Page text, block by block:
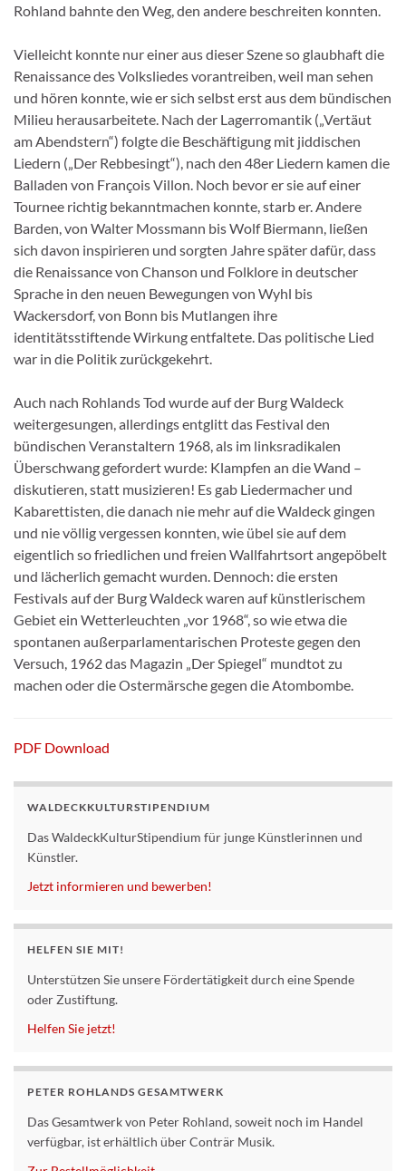
Rohland bahn­te den Weg, den andere beschreiten konnten.
Vielleicht konnte nur einer aus dieser Szene so glaubhaft die
Renaissance des Volksliedes vo­rantreiben, weil man sehen
und hören konnte, wie er sich selbst erst aus dem bündischen
Mi­lieu herausarbeitete. Nach der Lagerromantik („Vertäut
am Abendstern“) folgte die Beschäfti­gung mit jiddischen
Liedern („Der Rebbesingt“), nach den 48er ­Liedern kamen die
Balla­den von François Villon. Noch bevor er sie auf einer
Tournee richtig bekanntmachen konnte, starb er. Andere
Barden, von Walter Mossmann bis Wolf Biermann, ließen
sich davon inspirie­ren und sorgten Jahre später dafür, dass
die Re­naissance von Chanson und Folklore in deut­scher
Sprache in den neuen Bewegungen von Wyhl bis
Wackersdorf, von Bonn bis Mutlangen ihre
identitätsstiftende Wirkung entfaltete. Das politische Lied
war in die Politik zurückgekehrt.
Auch nach Rohlands Tod wurde auf der Burg Waldeck
weitergesungen, allerdings entglitt das Festival den
bündischen Veranstaltern 1968, als im linksradikalen
Überschwang gefordert wur­de: Klampfen an die Wand –
diskutieren, statt musizieren! Es gab Liedermacher und
Kabaret­tisten, die danach nie mehr auf die Waldeck gin­gen
und nie völlig vergessen konnten, wie übel sie auf dem
eigentlich so friedlichen und freien Wallfahrtsort angepöbelt
und lächerlich gemacht wurden. Dennoch: die ersten
Festivals auf der Burg Waldeck waren auf künstlerischem
Gebiet ein Wetterleuchten „vor 1968“, so wie et­wa die
spontanen außerparlamentarischen Pro­teste gegen den
Versuch, 1962 das Magazin „Der Spiegel“ mundtot zu
machen oder die Oster­märsche gegen die Atombombe.
PDF Download
WALDECKKULTURSTIPENDIUM
Das WaldeckKulturStipendium für junge Künstlerinnen und
Künstler.
Jetzt informieren und bewerben!
HELFEN SIE MIT!
Unterstützen Sie unsere Fördertätigkeit durch eine Spende
oder Zustiftung.
Helfen Sie jetzt!
PETER ROHLANDS GESAMTWERK
Das Gesamtwerk von Peter Rohland, soweit noch im Handel
verfügbar, ist erhältlich über Conträr Musik.